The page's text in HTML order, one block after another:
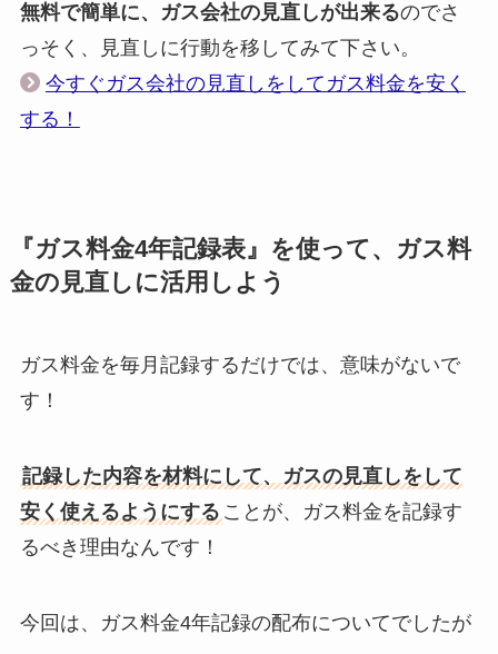
無料で簡単に、ガス会社の見直しが出来るのでさ
っそく、見直しに行動を移してみて下さい。
今すぐガス会社の見直しをしてガス料金を安く
する！
『ガス料金4年記録表』を使って、ガス料
金の見直しに活用しよう
ガス料金を毎月記録するだけでは、意味がないで
す！
記録した内容を材料にして、ガスの見直しをして
安く使えるようにする ことが、ガス料金を記録す
るべき理由なんです！
今回は、ガス料金4年記録の配布についてでしたが